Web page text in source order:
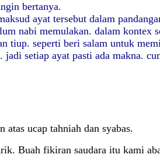
bertanya.
ayat tersebut dalam
nabi memulakan. dalam kontex
tiup. seperti beri salam untuk
setiap ayat pasti ada makna.
atas ucap tahniah dan syabas.
Buah fikiran saudara itu kami